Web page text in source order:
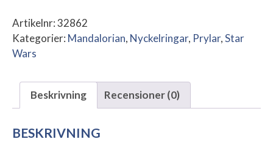
Child
mängd
Artikelnr:32862
Kategorier: Mandalorian, Nyckelringar, Prylar,Star
Wars
Beskrivning Recensioner (0)
BESKRIVNING